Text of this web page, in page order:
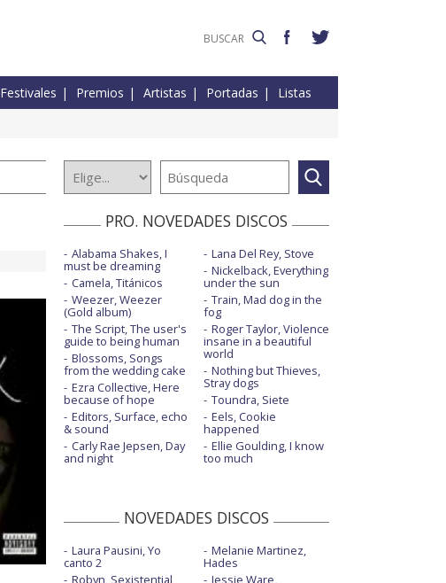
Festivales Premios Artistas Portadas Listas
PRO. NOVEDADES DISCOS
Alabama Shakes, I
must be dreaming
Camela, Titánicos
Weezer, Weezer
(Gold album)
The Script, The user's
guide to being human
Blossoms, Songs
from the wedding cake
Ezra Collective, Here
because of hope
Editors, Surface, echo
& sound
Carly Rae Jepsen, Day
and night
Lana Del Rey, Stove
Nickelback, Everything
under the sun
Train, Mad dog in the
fog
Roger Taylor, Violence
insane in a beautiful
world
Nothing but Thieves,
Stray dogs
Toundra, Siete
Eels, Cookie
happened
Ellie Goulding, I know
too much
NOVEDADES DISCOS
Laura Pausini, Yo
canto 2
Robyn, Sexistential
Melanie Martinez,
Hades
Jessie Ware,